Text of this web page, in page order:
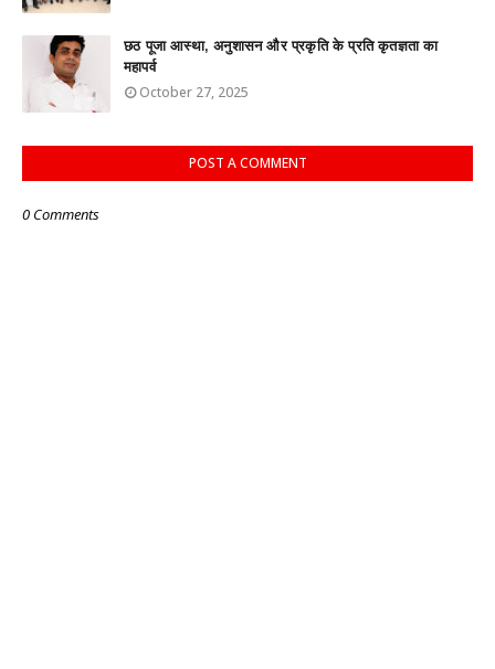
छठ पूजा आस्था, अनुशासन और प्रकृति के प्रति कृतज्ञता का
महापर्व
October 27, 2025
POST A COMMENT
0 Comments